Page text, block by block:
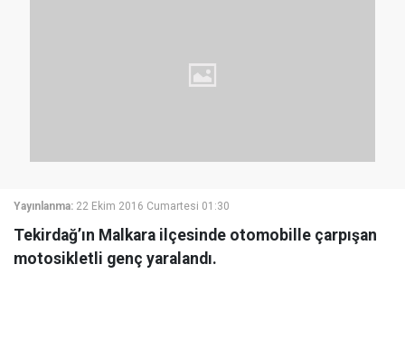
Yayınlanma: 22 Ekim 2016 Cumartesi 01:30
Tekirdağ’ın Malkara ilçesinde otomobille çarpışan
motosikletli genç yaralandı.